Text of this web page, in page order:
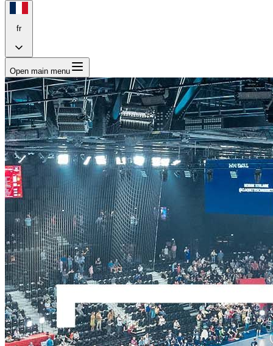
fr
Open main menu